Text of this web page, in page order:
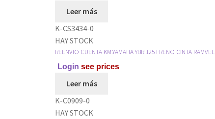
Leer más
K-CS3434-0
HAY STOCK
REENVIO CUENTA KM.YAMAHA YBR 125 FRENO CINTA RAMVEL
Login see prices
Leer más
K-C0909-0
HAY STOCK